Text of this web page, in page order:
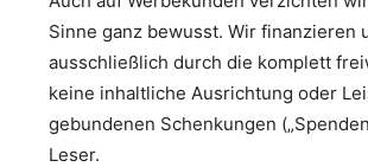
Sinne ganz bewusst. Wir finanzieren
ausschließlich durch die komplett
keine inhaltliche Ausrichtung oder
gebundenen Schenkungen
Leser.